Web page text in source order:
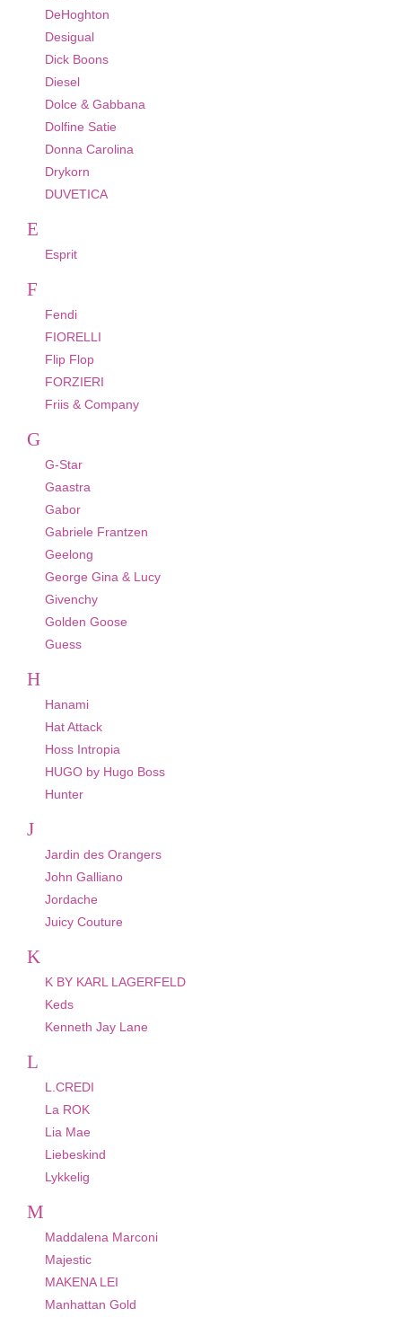
DeHoghton
Desigual
Dick Boons
Diesel
Dolce & Gabbana
Dolfine Satie
Donna Carolina
Drykorn
DUVETICA
E
Esprit
F
Fendi
FIORELLI
Flip Flop
FORZIERI
Friis & Company
G
G-Star
Gaastra
Gabor
Gabriele Frantzen
Geelong
George Gina & Lucy
Givenchy
Golden Goose
Guess
H
Hanami
Hat Attack
Hoss Intropia
HUGO by Hugo Boss
Hunter
J
Jardin des Orangers
John Galliano
Jordache
Juicy Couture
K
K BY KARL LAGERFELD
Keds
Kenneth Jay Lane
L
L.CREDI
La ROK
Lia Mae
Liebeskind
Lykkelig
M
Maddalena Marconi
Majestic
MAKENA LEI
Manhattan Gold